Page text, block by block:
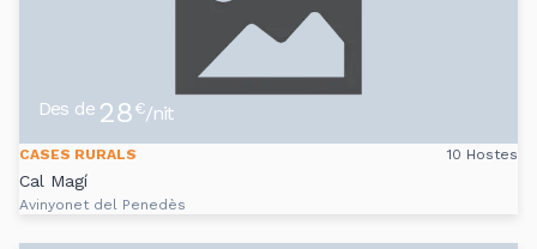
Des de 28€/nit
CASES RURALS 10 Hostes
Cal Magí
Avinyonet del Penedès